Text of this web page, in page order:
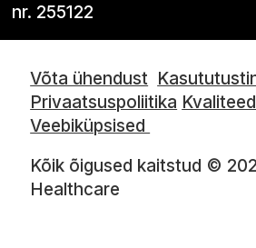
nr. 255122
Võta ühendust
Privaatsuspoliitika
Veebiküpsised
Kõik õigused kaitstud ©
Healthcare